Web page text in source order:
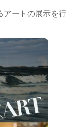
アートの展示を行